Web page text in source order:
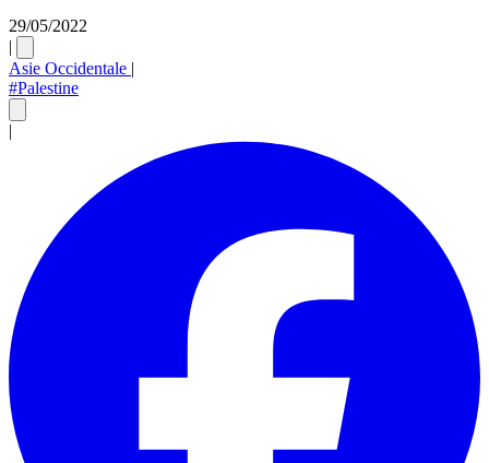
29/05/2022
|
Asie Occidentale |
#Palestine
|